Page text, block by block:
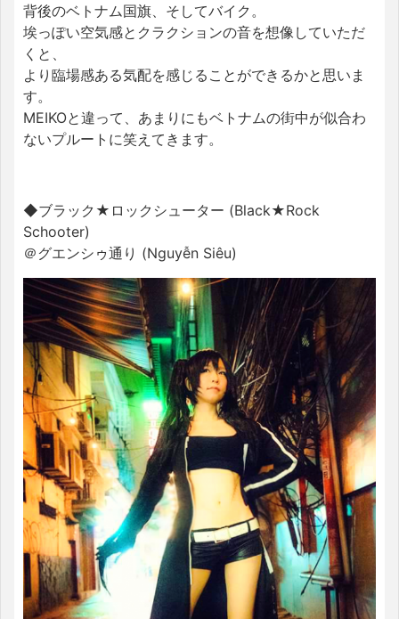
背後のベトナム国旗、そしてバイク。
埃っぽい空気感とクラクションの音を想像していただ
くと、
より臨場感ある気配を感じることができるかと思いま
す。
MEIKOと違って、あまりにもベトナムの街中が似合わ
ないプルートに笑えてきます。
◆ブラック★ロックシューター (Black★Rock
Schooter)
＠グエンシゥ通り (Nguyễn Siêu)